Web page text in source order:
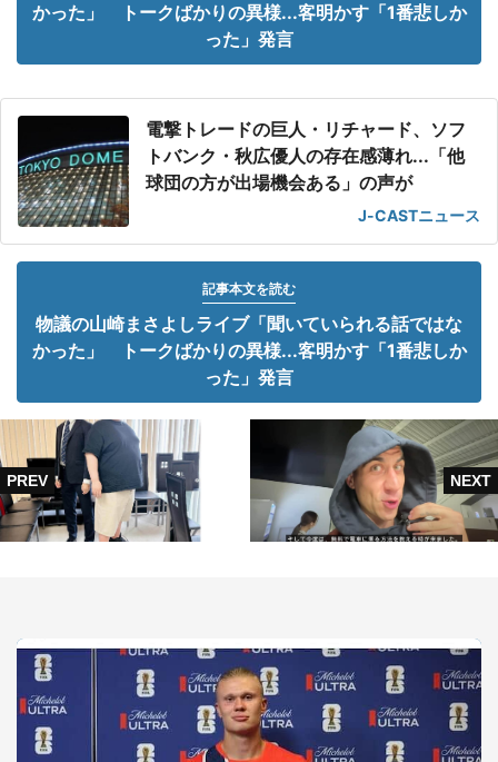
かった」 トークばかりの異様...客明かす「1番悲しか
った」発言
電撃トレードの巨人・リチャード、ソフ
トバンク・秋広優人の存在感薄れ...「他
球団の方が出場機会ある」の声が
J-CASTニュース
記事本文を読む
物議の山崎まさよしライブ「聞いていられる話ではな
かった」 トークばかりの異様...客明かす「1番悲しか
った」発言